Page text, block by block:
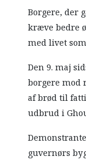
Borgere, der
kræve bedre
med livet
Den 9. maj
borgere mod
af brød til
udbrud i
guvernørs